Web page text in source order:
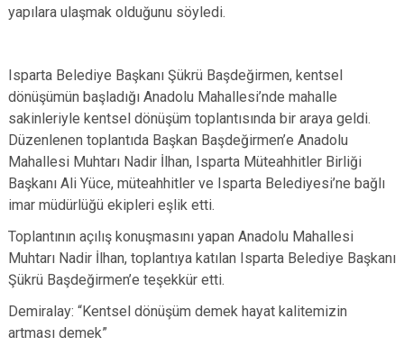
yapılara ulaşmak olduğunu söyledi.
Isparta Belediye Başkanı Şükrü Başdeğirmen, kentsel
dönüşümün başladığı Anadolu Mahallesi’nde mahalle
sakinleriyle kentsel dönüşüm toplantısında bir araya geldi.
Düzenlenen toplantıda Başkan Başdeğirmen’e Anadolu
Mahallesi Muhtarı Nadir İlhan, Isparta Müteahhitler Birliği
Başkanı Ali Yüce, müteahhitler ve Isparta Belediyesi’ne bağlı
imar müdürlüğü ekipleri eşlik etti.
Toplantının açılış konuşmasını yapan Anadolu Mahallesi
Muhtarı Nadir İlhan, toplantıya katılan Isparta Belediye Başkanı
Şükrü Başdeğirmen’e teşekkür etti.
Demiralay: “Kentsel dönüşüm demek hayat kalitemizin
artması demek”